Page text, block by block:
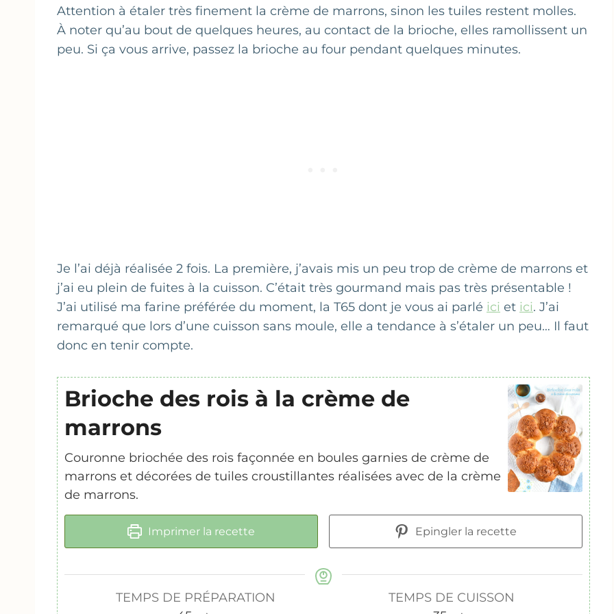
Attention à étaler très finement la crème de marrons, sinon les tuiles restent molles.
À noter qu’au bout de quelques heures, au contact de la brioche, elles ramollissent un
peu. Si ça vous arrive, passez la brioche au four pendant quelques minutes.
Je l’ai déjà réalisée 2 fois. La première, j’avais mis un peu trop de crème de marrons et
j’ai eu plein de fuites à la cuisson. C’était très gourmand mais pas très présentable !
J’ai utilisé ma farine préférée du moment, la T65 dont je vous ai parlé ici et ici. J’ai
remarqué que lors d’une cuisson sans moule, elle a tendance à s’étaler un peu… Il faut
donc en tenir compte.
Brioche des rois à la crème de
marrons
Couronne briochée des rois façonnée en boules garnies de crème de
marrons et décorées de tuiles croustillantes réalisées avec de la crème
de marrons.
Imprimer la recette Epingler la recette
TEMPS DE PRÉPARATION
TEMPS DE CUISSON